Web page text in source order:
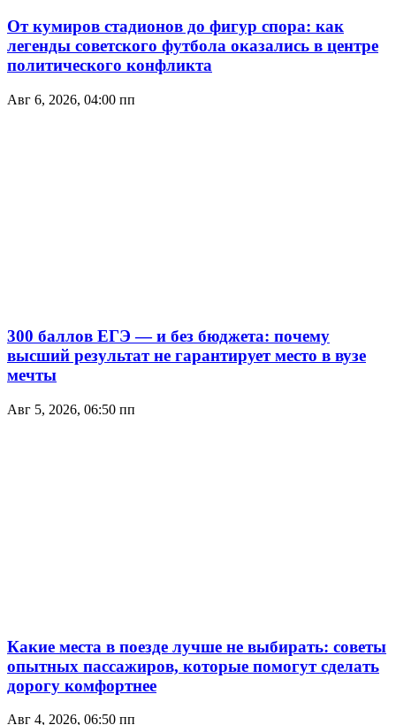
От кумиров стадионов до фигур спора: как
легенды советского футбола оказались в центре
политического конфликта
Авг 6, 2026, 04:00 пп
300 баллов ЕГЭ — и без бюджета: почему
высший результат не гарантирует место в вузе
мечты
Авг 5, 2026, 06:50 пп
Какие места в поезде лучше не выбирать: советы
опытных пассажиров, которые помогут сделать
дорогу комфортнее
Авг 4, 2026, 06:50 пп